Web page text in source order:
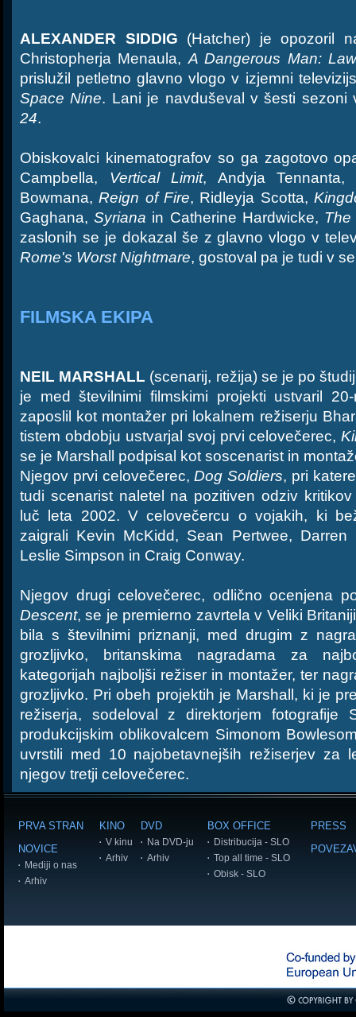
ALEXANDER SIDDIG (Hatcher) je opozoril
Christopherja Menaula, A Dangerous Man:
prislužil petletno glavno vlogo v izjemni
Space Nine. Lani je navduševal v šesti sezoni
24.
Obiskovalci kinematografov so ga zagotovo
Campbella, Vertical Limit, Andyja Tennanta,
Bowmana,Reign of Fire, Ridleyja Scotta,
Gaghana,Syriana in Catherine Hardwicke, The
zaslonih se je dokazal še z glavno vlogo v
Rome's Worst Nightmare, gostoval pa je tudi v
FILMSKA EKIPA
NEIL MARSHALL (scenarij, režija) se je po
je med številnimi filmskimi projekti ustvaril
zaposlil kot montažer pri lokalnem režiserju
tistem obdobju ustvarjal svoj prvi celovečerec,
se je Marshall podpisal kot soscenarist in
Njegov prvi celovečerec,Dog Soldiers, pri
tudi scenarist naletel na pozitiven odziv
luč leta 2002. V celovečercu o vojakih, ki
zaigrali Kevin McKidd, Sean Pertwee, Darren
Leslie Simpson in Craig Conway.
Njegov drugi celovečerec, odlično ocenjena
Descent, se je premierno zavrtela v Veliki
bila s številnimi priznanji, med drugim z
grozljivko, britanskima nagradama za
kategorijah najboljši režiser in montažer, ter
grozljivko. Pri obeh projektih je Marshall, ki je
režiserja, sodeloval z direktorjem fotografije
produkcijskim oblikovalcem Simonom
uvrstili med 10 najobetavnejših režiserjev za
njegov tretji celovečerec.
PRVA STRAN
NOVICE
Mediji o nas
Arhiv
KINO
V kinu
Arhiv
DVD
Na DVD-ju
Arhiv
BOX OFFICE
Distribucija - SLO
Top all time - SLO
Obisk - SLO
PRESS